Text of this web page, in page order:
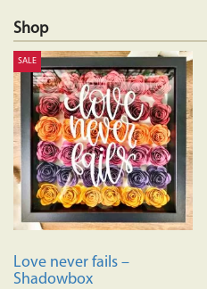
Shop
SALE
Love never fails –
Shadowbox